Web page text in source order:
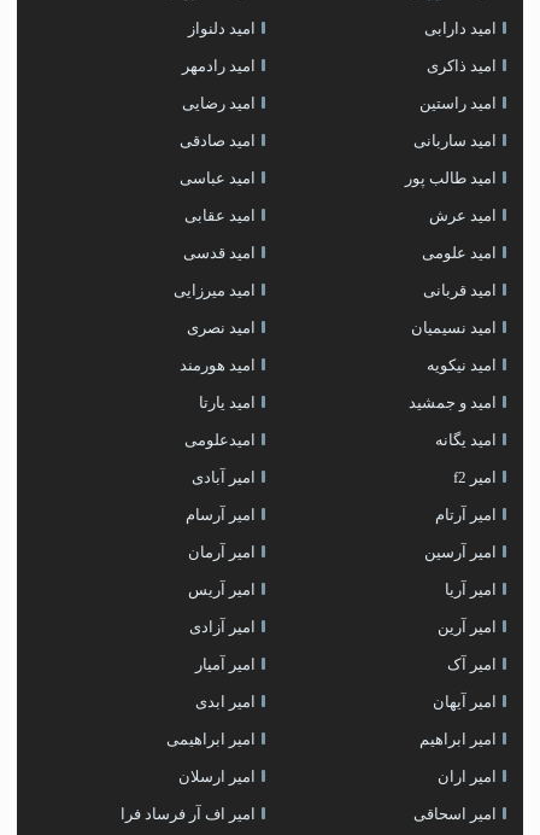
امید دارابی امید دلنواز
امید ذاکری امید رادمهر
امید راستین امید رضایی
امید ساربانی امید صادقی
امید طالب پور امید عباسی
امید عرش امید عقابی
امید علومی امید قدسی
امید قربانی امید میرزایی
امید نسیمیان امید نصری
امید نیکویه امید هورمند
امید و جمشید امید یارتا
امید یگانه امیدعلومی
امیر f2 امیر آبادی
امیر آرتام امیر آرسام
امیر آرسین امیر آرمان
امیر آریا امیر آریس
امیر آرین امیر آزادی
امیر آک امیر آمیار
امیر آیهان امیر ابدی
امیر ابراهیم امیر ابراهیمی
امیر اران امیر ارسلان
امیر اسحاقی امیر اف آر فرساد فرا